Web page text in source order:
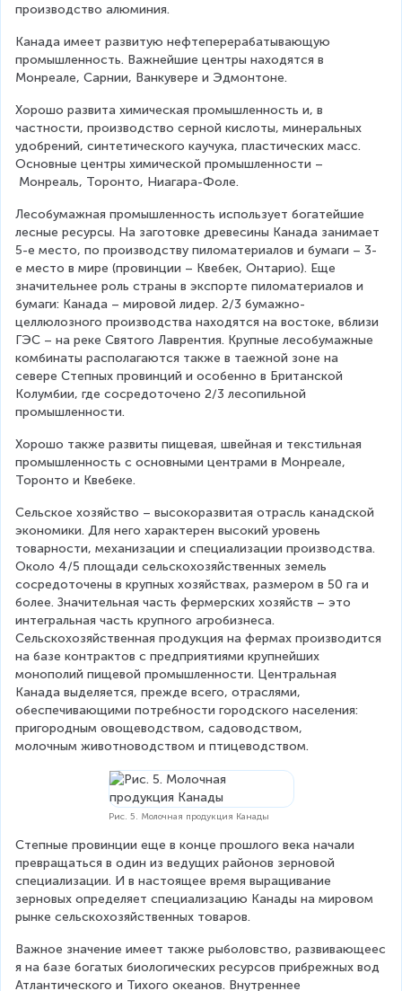
производство алюминия.
Канада имеет развитую нефтеперерабатывающую
промышленность. Важнейшие центры находятся в
Монреале, Сарнии, Ванкувере и Эдмонтоне.
Хорошо развита химическая промышленность и, в
частности, производство серной кислоты, минеральных
удобрений, синтетического каучука, пластических масс.
Основные центры химической промышленности –
Монреаль, Торонто, Ниагара-Фоле.
Лесобумажная промышленность использует богатейшие
лесные ресурсы. На заготовке древесины Канада занимает
5-е место, по производству пиломатериалов и бумаги – 3-
е место в мире (провинции – Квебек, Онтарио). Еще
значительнее роль страны в экспорте пиломатериалов и
бумаги: Канада – мировой лидер. 2/3 бумажно-
целлюлозного производства находятся на востоке, вблизи
ГЭС – на реке Святого Лаврентия. Крупные лесобумажные
комбинаты располагаются также в таежной зоне на
севере Степных провинций и особенно в Британской
Колумбии, где сосредоточено 2/3 лесопильной
промышленности.
Хорошо также развиты пищевая, швейная и текстильная
промышленность с основными центрами в Монреале,
Торонто и Квебеке.
Сельское хозяйство – высокоразвитая отрасль канадской
экономики. Для него характерен высокий уровень
товарности, механизации и специализации производства.
Около 4/5 площади сельскохозяйственных земель
сосредоточены в крупных хозяйствах, размером в 50 га и
более. Значительная часть фермерских хозяйств – это
интегральная часть крупного агробизнеса.
Сельскохозяйственная продукция на фермах производится
на базе контрактов с предприятиями крупнейших
монополий пищевой промышленности. Центральная
Канада выделяется, прежде всего, отраслями,
обеспечивающими потребности городского населения:
пригородным овощеводством, садоводством,
молочным животноводством и птицеводством.
Рис. 5. Молочная продукция Канады
Степные провинции еще в конце прошлого века начали
превращаться в один из ведущих районов зерновой
специализации. И в настоящее время выращивание
зерновых определяет специализацию Канады на мировом
рынке сельскохозяйственных товаров.
Важное значение имеет также рыболовство, развивающеес
я на базе богатых биологических ресурсов прибрежных вод
Атлантического и Тихого океанов. Внутреннее